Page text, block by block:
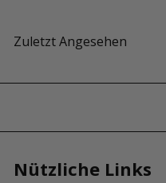
Zuletzt Angesehen
Nützliche Links